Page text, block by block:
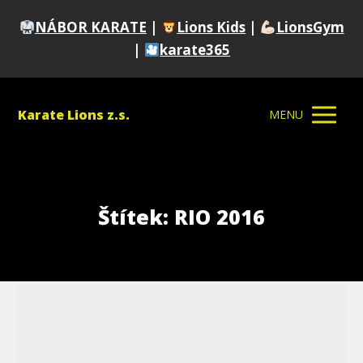
NÁBOR KARATE | Lions Kids |
LionsGym
|
karate365
Karate Lions z.s. MENU
Štítek: RIO 2016